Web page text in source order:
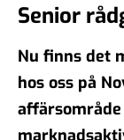
Senior
Nu finns det
hos oss på